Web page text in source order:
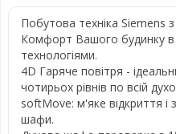
Побутова техніка Siemens
Комфорт Вашого будинку в
технологіями.
4D Гаряче повітря -
чотирьох рівнів по всій
softMove: м'яке відкриття і
шафи.